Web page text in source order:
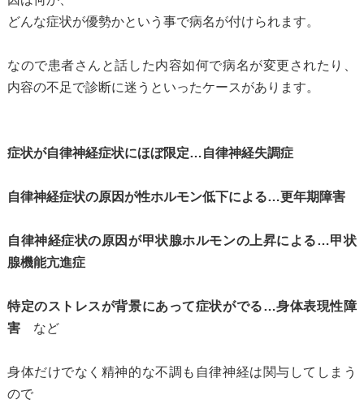
どんな症状が優勢かという事で病名が付けられます。
なので患者さんと話した内容如何で病名が変更されたり、
内容の不足で診断に迷うといったケースがあります。
症状が自律神経症状にほぼ限定…自律神経失調症
自律神経症状の原因が性ホルモン低下による…更年期障害
自律神経症状の原因が甲状腺ホルモンの上昇による…甲状
腺機能亢進症
特定のストレスが背景にあって症状がでる…身体表現性障
害など
身体だけでなく精神的な不調も自律神経は関与してしまう
ので